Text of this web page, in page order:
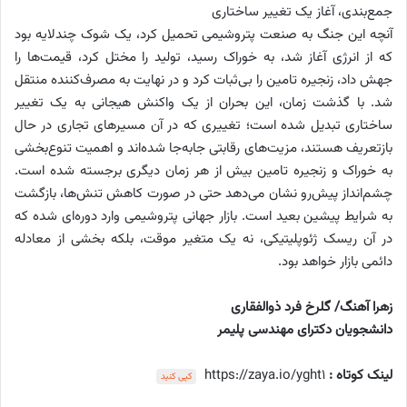
جمع‌بندی، آغاز یک تغییر ساختاری
آنچه این جنگ به صنعت پتروشیمی تحمیل کرد، یک شوک چندلایه بود
که از انرژی آغاز شد، به خوراک رسید، تولید را مختل کرد، قیمت‌ها را
جهش داد، زنجیره تامین را بی‌ثبات کرد و در نهایت به مصرف‌کننده منتقل
شد. با گذشت زمان، این بحران از یک واکنش هیجانی به یک تغییر
ساختاری تبدیل شده است؛ تغییری که در آن مسیرهای تجاری در حال
بازتعریف هستند، مزیت‌های رقابتی جابه‌جا شده‌اند و اهمیت تنوع‌بخشی
به خوراک و زنجیره تامین بیش از هر زمان دیگری برجسته شده است.
چشم‌انداز پیش‌رو نشان می‌دهد حتی در صورت کاهش تنش‌ها، بازگشت
به شرایط پیشین بعید است. بازار جهانی پتروشیمی وارد دوره‌ای شده که
در آن ریسک ژئوپلیتیکی، نه یک متغیر موقت، بلکه بخشی از معادله
دائمی بازار خواهد بود.
زهرا آهنگ/ گلرخ فرد ذوالفقاری
دانشجویان دکترای مهندسی پلیمر
لینک کوتاه : https://zaya.io/yght1 کپی کنید